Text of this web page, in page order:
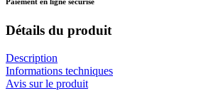
Détails du produit
Description
Informations techniques
Avis sur le produit